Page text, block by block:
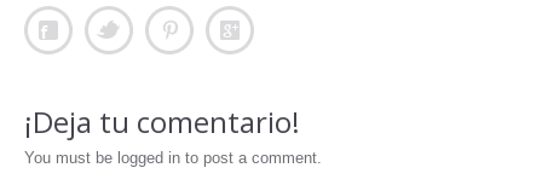
¡Deja tu comentario!
You must be logged in to post a comment.